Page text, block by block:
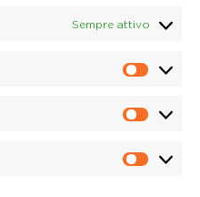
Sempre attivo
(BL)
(BL)